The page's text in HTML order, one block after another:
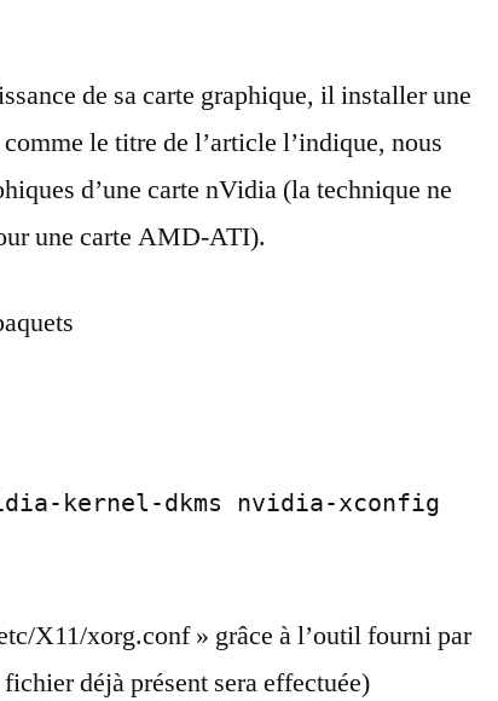
de sa carte graphique, il installer une
le titre de l’article l’indique, nous
d’une carte nVidia (la technique ne
une carte AMD-ATI).
kernel-dkms nvidia-xconfig
X11/xorg.conf » grâce à l’outil fourni par
déjà présent sera effectuée)